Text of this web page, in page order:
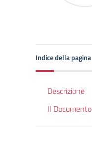
Indice della pagina
Descrizione
Il Documento